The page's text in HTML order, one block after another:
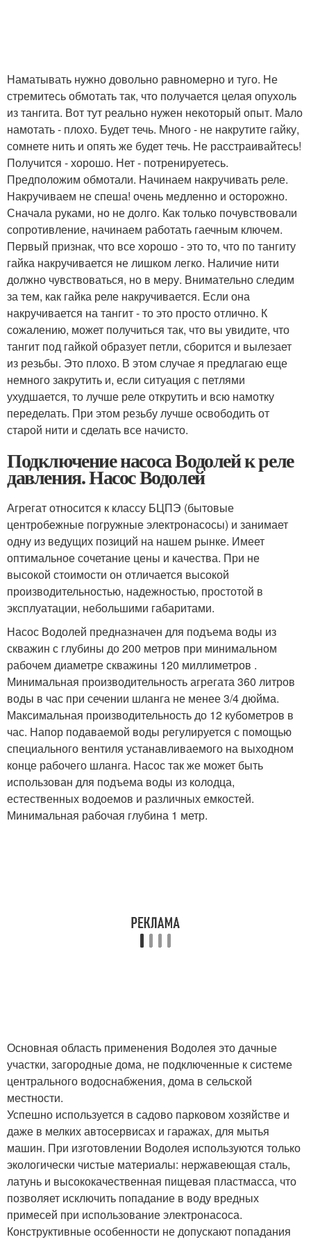
Наматывать нужно довольно равномерно и туго. Не
стремитесь обмотать так, что получается целая опухоль
из тангита. Вот тут реально нужен некоторый опыт. Мало
намотать - плохо. Будет течь. Много - не накрутите гайку,
сомнете нить и опять же будет течь. Не расстраивайтесь!
Получится - хорошо. Нет - потренируетесь.
Предположим обмотали. Начинаем накручивать реле.
Накручиваем не спеша! очень медленно и осторожно.
Сначала руками, но не долго. Как только почувствовали
сопротивление, начинаем работать гаечным ключем.
Первый признак, что все хорошо - это то, что по тангиту
гайка накручивается не лишком легко. Наличие нити
должно чувствоваться, но в меру. Внимательно следим
за тем, как гайка реле накручивается. Если она
накручивается на тангит - то это просто отлично. К
сожалению, может получиться так, что вы увидите, что
тангит под гайкой образует петли, сборится и вылезает
из резьбы. Это плохо. В этом случае я предлагаю еще
немного закрутить и, если ситуация с петлями
ухудшается, то лучше реле открутить и всю намотку
переделать. При этом резьбу лучше освободить от
старой нити и сделать все начисто.
Подключение насоса Водолей к реле
давления. Насос Водолей
Агрегат относится к классу БЦПЭ (бытовые
центробежные погружные электронасосы) и занимает
одну из ведущих позиций на нашем рынке. Имеет
оптимальное сочетание цены и качества. При не
высокой стоимости он отличается высокой
производительностью, надежностью, простотой в
эксплуатации, небольшими габаритами.
Насос Водолей предназначен для подъема воды из
скважин с глубины до 200 метров при минимальном
рабочем диаметре скважины 120 миллиметров .
Минимальная производительность агрегата 360 литров
воды в час при сечении шланга не менее 3/4 дюйма.
Максимальная производительность до 12 кубометров в
час. Напор подаваемой воды регулируется с помощью
специального вентиля устанавливаемого на выходном
конце рабочего шланга. Насос так же может быть
использован для подъема воды из колодца,
естественных водоемов и различных емкостей.
Минимальная рабочая глубина 1 метр.
Основная область применения Водолея это дачные
участки, загородные дома, не подключенные к системе
центрального водоснабжения, дома в сельской
местности.
Успешно используется в садово парковом хозяйстве и
даже в мелких автосервисах и гаражах, для мытья
машин. При изготовлении Водолея используются только
экологически чистые материалы: нержавеющая сталь,
латунь и высококачественная пищевая пластмасса, что
позволяет исключить попадание в воду вредных
примесей при использование электронасоса.
Конструктивные особенности не допускают попадания